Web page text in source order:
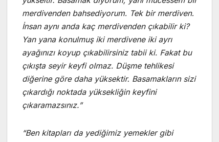
merdivenden bahsediyorum. Tek bir merdiven.
İnsan aynı anda kaç merdivenden çıkabilir ki?
Yan yana konulmuş iki merdivene iki ayrı
ayağınızı koyup çıkabilirsiniz tabii ki. Fakat bu
çıkışta seyir keyfi olmaz. Düşme tehlikesi
diğerine göre daha yüksektir. Basamakların sizi
çıkardığı noktada yüksekliğin keyfini
çıkaramazsınız.”
“Ben kitapları da yediğimiz yemekler gibi